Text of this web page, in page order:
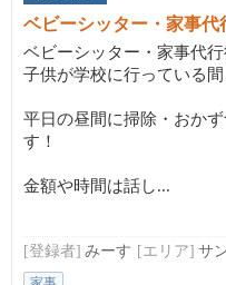
ベビーシッター・家事代
ベビーシッター・家事代行
子供が学校に行っている
平日の昼間に掃除・おか
す！
金額や時間は話し...
[登録者] みーす [エリア] サ